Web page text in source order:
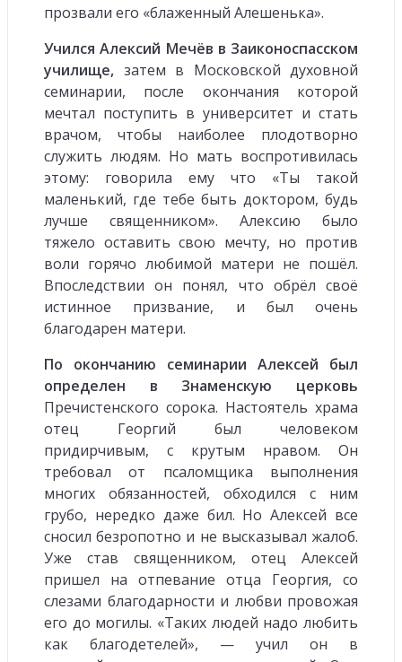
прозвали его «блаженный Алешенька».
Учился Алексий Мечёв в Заиконоспасском
училище, затем в Московской духовной
семинарии, после окончания которой
мечтал поступить в университет и стать
врачом, чтобы наиболее плодотворно
служить людям. Но мать воспротивилась
этому: говорила ему что «Ты такой
маленький, где тебе быть доктором, будь
лучше священником». Алексию было
тяжело оставить свою мечту, но против
воли горячо любимой матери не пошёл.
Впоследствии он понял, что обрёл своё
истинное призвание, и был очень
благодарен матери.
По окончанию семинарии Алексей был
определен в Знаменскую церковь
Пречистенского сорока. Настоятель храма
отец Георгий был человеком
придирчивым, с крутым нравом. Он
требовал от псаломщика выполнения
многих обязанностей, обходился с ним
грубо, нередко даже бил. Но Алексей все
сносил безропотно и не высказывал жалоб.
Уже став священником, отец Алексей
пришел на отпевание отца Георгия, со
слезами благодарности и любви провожая
его до могилы. «Таких людей надо любить
как благодетелей», — учил он в